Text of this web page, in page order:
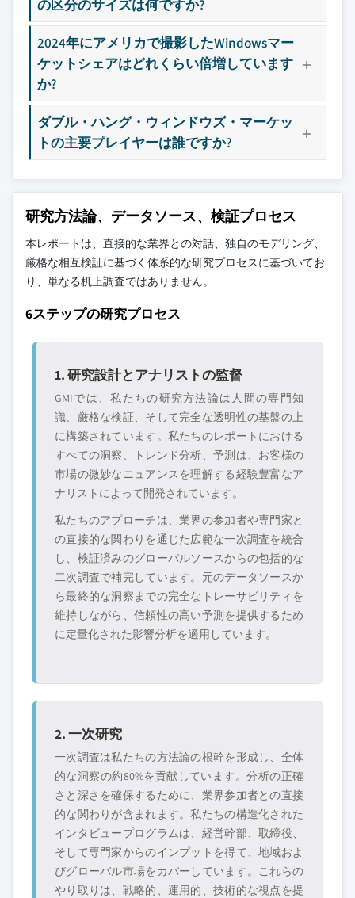
3.5 ポーターの分析
3.6 PESTEL分析
11.4.3 日本
11.4.4 韓国
11.4.5 オーストラリア
11.5.1 ブラジル
11.5.2 メキシコ
11.6 中東・アフリカ
11.6.2 サウジアラビア
11.6.3 アラブ首長国連邦
12.14 Weather Shield Windows and Doors
12.15 Window World
主要な競合他社が見当たりませんか？
このレポートに掲載されている企業は厳選さ
れたものであり、競合全体を網羅するもので
はありません。
されていないメーカー、販売業者、専門業者
を含む全地域の全プレイヤーを考慮したボト
ムアップ手法を採用しています。プロファイ
ルセクションは戦略的に重要なプレイヤーに
るものではありません。
層に属さない地
域・国内限定のリ
ーダー企業
配する販売代理店
やチャネルパート
ナー
新興の破壊的企
業、スタートアッ
プ、または隣接業
界からの参入者
特定の用途やエン
ドユースに特化し
たニッチプレイヤ
ー
無料カスタマイズ - レポート価値の最大
20%
特定のデータが必要ですか？カスタマイ
ズをリクエストして、正確な要件に合わ
せた洞察を入手してください。
の区分のサイズは何ですか?
2024年にアメリカで撮影したWindowsマー
ケットシェアはどれくらい倍増しています
か?
ダブル・ハング・ウィンドウズ・マーケッ
トの主要プレイヤーは誰ですか?
研究方法論、データソース、検証プロセス
本レポートは、直接的な業界との対話、独自のモデリング、
厳格な相互検証に基づく体系的な研究プロセスに基づいてお
り、単なる机上調査ではありません。
6ステップの研究プロセス
1. 研究設計とアナリストの監督
GMIでは、私たちの研究方法論は人間の専門知
識、厳格な検証、そして完全な透明性の基盤の上
に構築されています。私たちのレポートにおける
すべての洞察、トレンド分析、予測は、お客様の
市場の微妙なニュアンスを理解する経験豊富なア
ナリストによって開発されています。
私たちのアプローチは、業界の参加者や専門家と
の直接的な関わりを通じた広範な一次調査を統合
し、検証済みのグローバルソースからの包括的な
二次調査で補完しています。元のデータソースか
ら最終的な洞察までの完全なトレーサビリティを
維持しながら、信頼性の高い予測を提供するため
に定量化された影響分析を適用しています。
2. 一次研究
一次調査は私たちの方法論の根幹を形成し、全体
的な洞察の約80%を貢献しています。分析の正確
さと深さを確保するために、業界参加者との直接
的な関わりが含まれます。私たちの構造化された
インタビュープログラムは、経営幹部、取締役、
そして専門家からのインプットを得て、地域およ
びグローバル市場をカバーしています。これらの
やり取りは、戦略的、運用的、技術的な視点を提